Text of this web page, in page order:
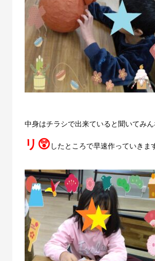
中身はチラシで出来ていると聞いてみん
リ😲 したところで早速作っていきま